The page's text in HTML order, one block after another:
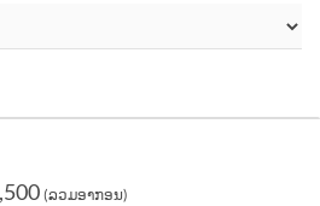
(ລວມອາກອນ)